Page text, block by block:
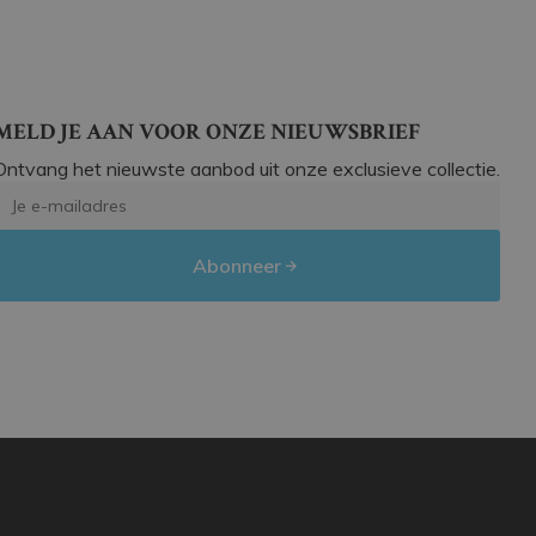
JE AAN VOOR ONZE NIEUWSBRIEF
het nieuwste aanbod uit onze exclusieve collectie.
Abonneer